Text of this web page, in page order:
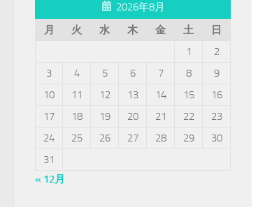
2026年8月
月
火 水 木 金 土
日
1
2
3
4 5 6 7 8
9
10
11 12 13 14 15
16
17
18 19 20 21 22
23
24
25 26 27 28 29
30
31
« 12月